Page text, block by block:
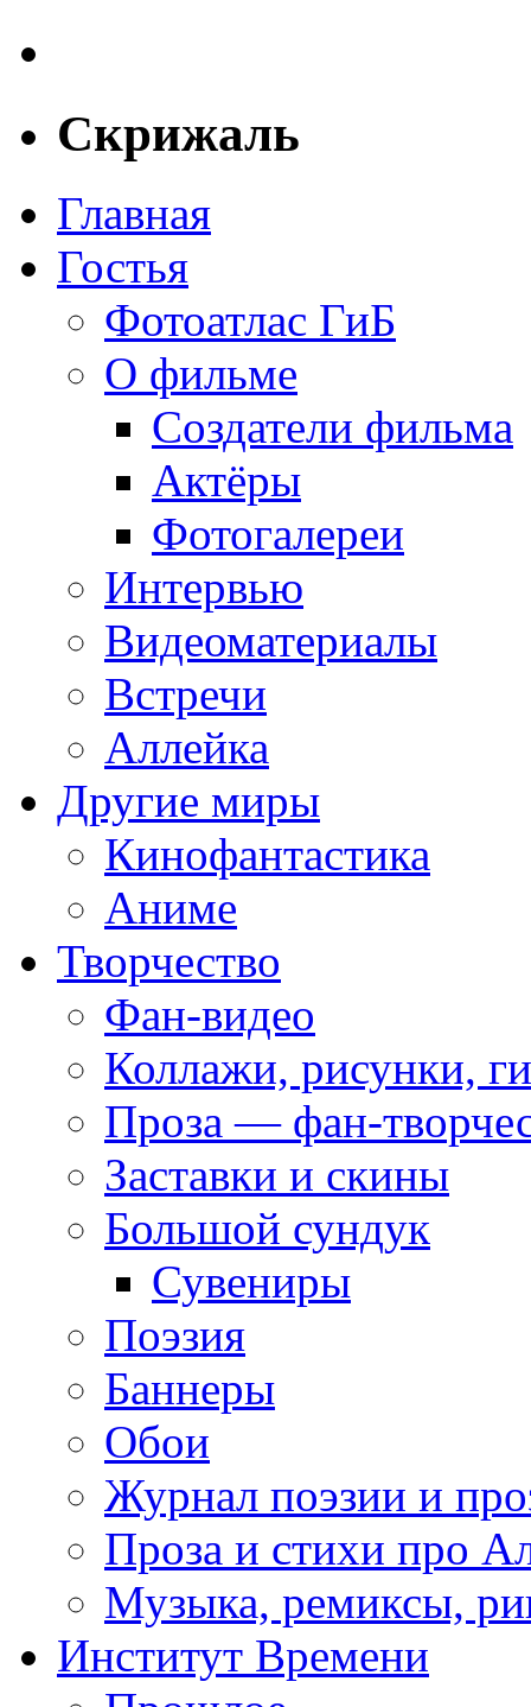
Скрижаль
Главная
Гостья
Фотоатлас ГиБ
О фильме
Создатели фильма
Актёры
Фотогалереи
Интервью
Видеоматериалы
Встречи
Аллейка
Другие миры
Кинофантастика
Аниме
Творчество
Фан-видео
Коллажи, рисунки,
Проза — фан-
Заставки и скины
Большой сундук
Сувениры
Поэзия
Баннеры
Обои
Журнал поэзии и
Проза и стихи про
Музыка, ремиксы,
Институт Времени